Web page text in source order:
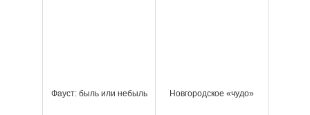
Фауст: быль или небыль Новгородское «чудо»